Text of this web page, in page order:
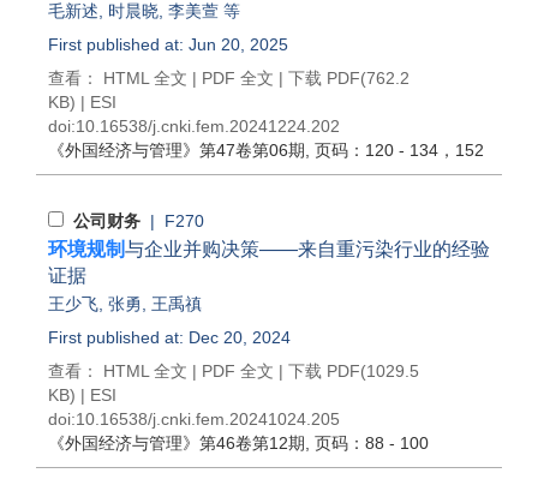
毛新述 时晨晓 李美萱 等
First published at: Jun 20, 2025
查看： HTML 全文 | PDF 全文 | 下载 PDF(762.2
KB) | ESI
doi:10.16538/j.cnki.fem.20241224.202
《外国经济与管理》 第47卷第06期 , 页码：120 - 134，152
公司财务 | F270
环境规制与企业并购决策——来自重污染行业的经验
证据
王少飞 张勇
王禹禛
First published at: Dec 20, 2024
查看： HTML 全文 | PDF 全文 | 下载 PDF(1029.5
KB) | ESI
doi:10.16538/j.cnki.fem.20241024.205
《外国经济与管理》 第46卷第12期 , 页码：88 - 100